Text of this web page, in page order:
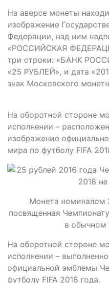
На аверсе монеты
изображение
Федерации, над ним
«РОССИЙСКАЯ
три строки: «БАНК
«25 РУБЛЕЙ», и дата
знак Московского
На оборотной стороне
исполнении –
изображение
мира по футболу FIFA
Монета номиналом
посвященная
в обычном
На оборотной стороне
исполнении –
официальной эмблемы
футболу FIFA 2018 года.